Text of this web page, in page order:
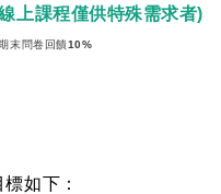
上課程僅供特殊需求者)
末問卷回饋10%
如下：